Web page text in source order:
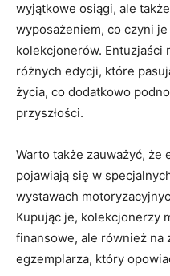
wyjątkowe osiągi, ale
wyposażeniem, co czyni
kolekcjonerów. Entuzjaści
różnych edycji, które
życia, co dodatkowo
przyszłości.
Warto także zauważyć, że
pojawiają się w
wystawach
Kupując je, kolekcjonerzy
finansowe, ale również na
egzemplarza, który